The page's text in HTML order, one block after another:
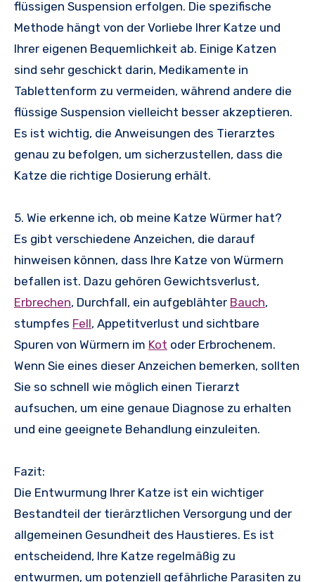
flüssigen Suspension erfolgen. Die spezifische
Methode hängt von der Vorliebe Ihrer Katze und
Ihrer eigenen Bequemlichkeit ab. Einige Katzen
sind sehr geschickt darin, Medikamente in
Tablettenform zu vermeiden, während andere die
flüssige Suspension vielleicht besser akzeptieren.
Es ist wichtig, die Anweisungen des Tierarztes
genau zu befolgen, um sicherzustellen, dass die
Katze die richtige Dosierung erhält.
5. Wie erkenne ich, ob meine Katze Würmer hat?
Es gibt verschiedene Anzeichen, die darauf
hinweisen können, dass Ihre Katze von Würmern
befallen ist. Dazu gehören Gewichtsverlust,
Erbrechen, Durchfall, ein aufgeblähter Bauch,
stumpfes Fell, Appetitverlust und sichtbare
Spuren von Würmern im Kot oder Erbrochenem.
Wenn Sie eines dieser Anzeichen bemerken, sollten
Sie so schnell wie möglich einen Tierarzt
aufsuchen, um eine genaue Diagnose zu erhalten
und eine geeignete Behandlung einzuleiten.
Fazit:
Die Entwurmung Ihrer Katze ist ein wichtiger
Bestandteil der tierärztlichen Versorgung und der
allgemeinen Gesundheit des Haustieres. Es ist
entscheidend, Ihre Katze regelmäßig zu
entwurmen, um potenziell gefährliche Parasiten zu